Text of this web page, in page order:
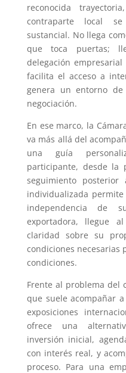
reconocida
contraparte local
sustancial. No llega
que toca puertas;
delegación
facilita el acceso a
genera un entorno
negociación.
En ese marco, la
va más allá del
una guía
participante, desde la
seguimiento
individualizada
independencia de
exportadora, llegue
claridad sobre su
condiciones necesarias
condiciones.
Frente al problema del
que suele acompañar
exposiciones
ofrece una
inversión inicial,
con interés real, y
proceso. Para una